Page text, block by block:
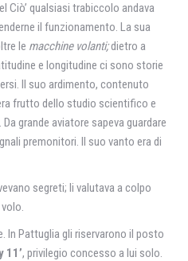
Ciò’ qualsiasi trabiccolo andava
il funzionamento. La sua
le macchine volanti;dietro a
e longitudine ci sono storie
Il suo ardimento, contenuto
frutto dello studio scientifico e
grande aviatore sapeva guardare
premonitori. Il suo vanto era di
segreti; li valutava a colpo
In Pattuglia gli riservarono il posto
11’, privilegio concesso a lui solo.